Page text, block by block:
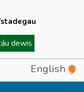
dewis
English